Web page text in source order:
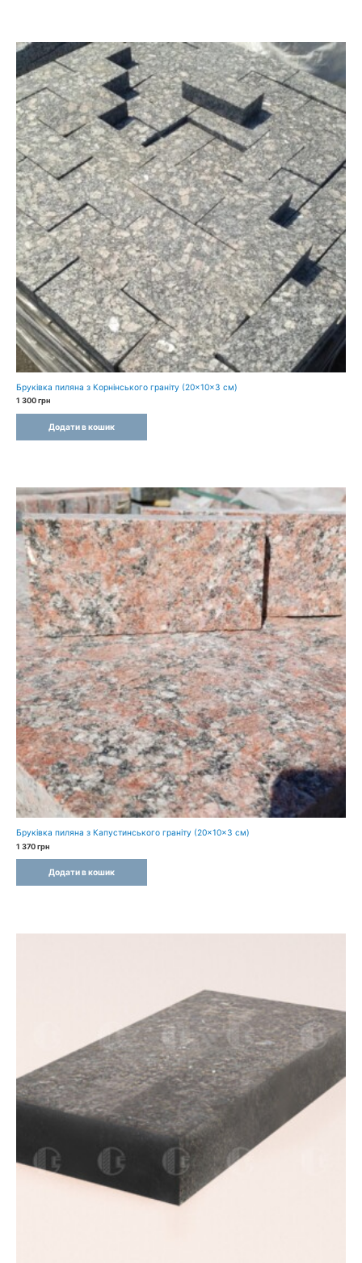
Бруківка пиляна з Корнінського граніту (20×10×3 см)
1 300грн
Додати в кошик
Бруківка пиляна з Капустинського граніту (20×10×3 см)
1 370грн
Додати в кошик